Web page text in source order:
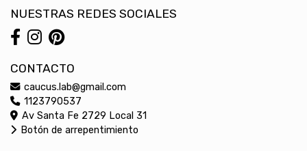
NUESTRAS REDES SOCIALES
CONTACTO
caucus.lab@gmail.com
1123790537
Av Santa Fe 2729 Local 31
Botón de arrepentimiento